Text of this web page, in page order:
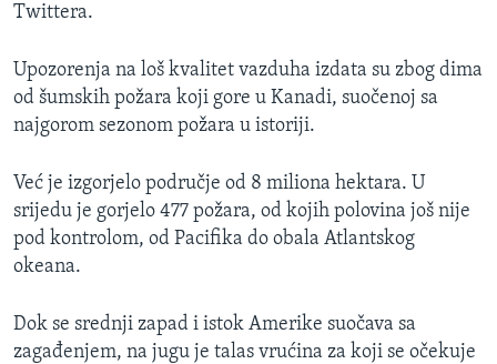
Twittera.
Upozorenja na loš kvalitet vazduha izdata su zbog dima
od šumskih požara koji gore u Kanadi, suočenoj sa
najgorom sezonom požara u istoriji.
Već je izgorjelo područje od 8 miliona hektara. U
srijedu je gorjelo 477 požara, od kojih polovina još nije
pod kontrolom, od Pacifika do obala Atlantskog
okeana.
Dok se srednji zapad i istok Amerike suočava sa
zagađenjem, na jugu je talas vrućina za koji se očekuje